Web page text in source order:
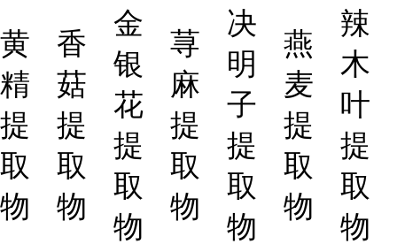
黄
精
提
取
物
香
菇
提
取
物
金
银
花
提
取
物
荨
麻
提
取
物
决
明
子
提
取
物
燕
麦
提
取
物
辣
木
叶
提
取
物